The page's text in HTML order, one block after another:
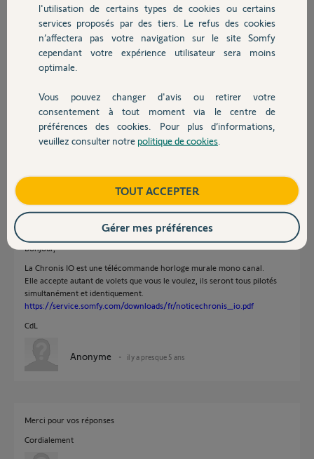
Autres produits
Devis avec un pro
Contact
Réponses
On n'enregistre pas une motorisation dans une télécommande, mais la
télécommande dans la mémoire de la motorisation. Vous pouvez donc
enregistrer la Chronis dans tous vos volets.
Bonjour,
La Chronis IO est une télécommande horloge murale mono canal.
Elle accepte autant de volets que vous le voulez, ils seront tous pilotés
simultanément et identiquement.
https://service.somfy.com/downloads/fr/noticechronis_io.pdf
CdL
Anonyme il y a presque 5 ans
Merci pour vos réponses
Cordialement
l'utilisation de certains types de cookies ou certains
services proposés par des tiers. Le refus des cookies
n’affectera pas votre navigation sur le site Somfy
cependant votre expérience utilisateur sera moins
optimale.
Vous pouvez changer d'avis ou retirer votre
consentement à tout moment via le centre de
préférences des cookies. Pour plus d’informations,
veuillez consulter notre politique de cookies
TOUT ACCEPTER
Gérer mes préférences